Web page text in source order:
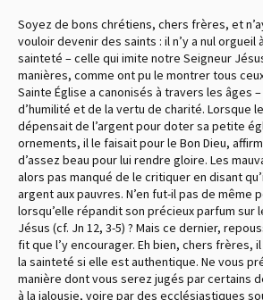
Soyez de bons chrétiens, chers frères, et
vouloir devenir des saints : il n’y a nul orgueil
sainteté – celle qui imite notre Seigneur
manières, comme ont pu le montrer tous
Sainte Église a canonisés à travers les âges
d’humilité et de la vertu de charité. Lorsque
dépensait de l’argent pour doter sa petite
ornements, il le faisait pour le Bon Dieu,
d’assez beau pour lui rendre gloire. Les
alors pas manqué de le critiquer en disant
argent aux pauvres. N’en fut-il pas de même
lorsqu’elle répandit son précieux parfum sur
Jésus (cf. Jn 12, 3-5) ? Mais ce dernier,
fit que l’y encourager. Eh bien, chers frères,
la sainteté si elle est authentique. Ne vous
manière dont vous serez jugés par certains
à la jalousie, voire par des ecclésiastiques